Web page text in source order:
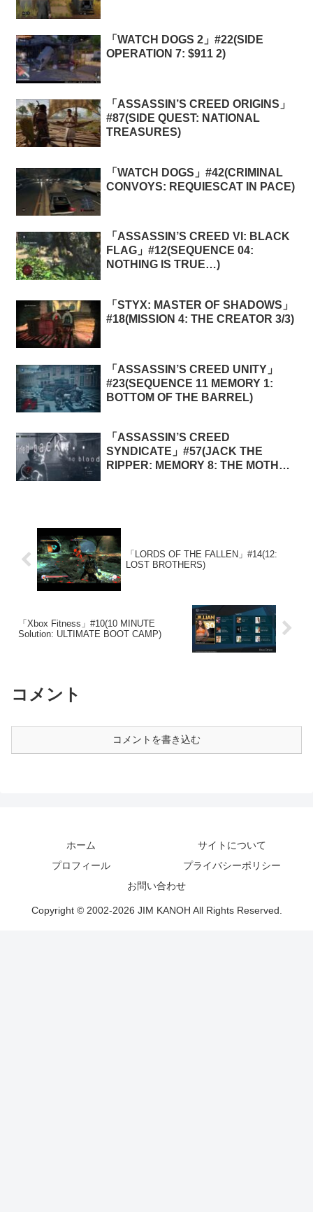
「WATCH DOGS 2」#22(SIDE
OPERATION 7: $911 2)
「ASSASSIN’S CREED ORIGINS」
#87(SIDE QUEST: NATIONAL
TREASURES)
「WATCH DOGS」#42(CRIMINAL
CONVOYS: REQUIESCAT IN PACE)
「ASSASSIN’S CREED VI: BLACK
FLAG」#12(SEQUENCE 04:
NOTHING IS TRUE…)
「STYX: MASTER OF SHADOWS」
#18(MISSION 4: THE CREATOR 3/3)
「ASSASSIN’S CREED UNITY」
#23(SEQUENCE 11 MEMORY 1:
BOTTOM OF THE BARREL)
「ASSASSIN’S CREED
SYNDICATE」#57(JACK THE
RIPPER: MEMORY 8: THE MOTHER
「LORDS OF THE FALLEN」#14(12:
LOST BROTHERS)
「Xbox Fitness」#10(10 MINUTE
Solution: ULTIMATE BOOT CAMP)
コメント
コメントを書き込む
ホーム
サイトについて
プロフィール
プライバシーポリシー
お問い合わせ
Copyright © 2002-2026 JIM KANOH All Rights Reserved.